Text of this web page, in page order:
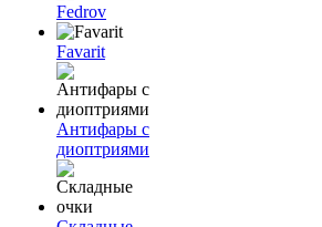
Fedrov
Favarit
Антифары с
диоптриями